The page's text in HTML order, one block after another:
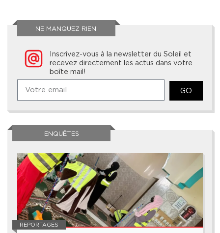
NE MANQUEZ RIEN!
Inscrivez-vous à la newsletter du Soleil et
recevez directement les actus dans votre
boîte mail!
GO
ENQUÊTES
REPORTAGES